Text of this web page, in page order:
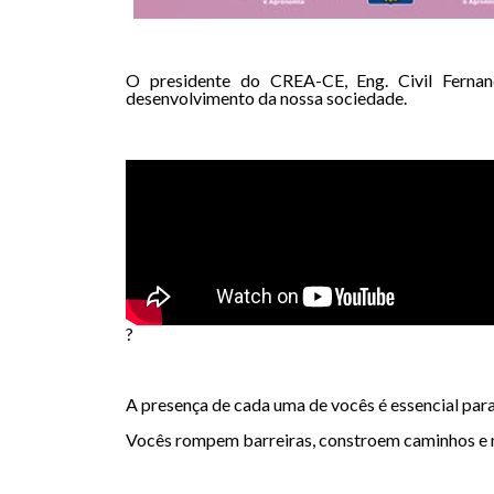
O presidente do CREA-CE, Eng. Civil
desenvolvimento da nossa sociedade.
?
A presença de cada uma de vocês é essencial
Vocês rompem barreiras, constroem caminhos